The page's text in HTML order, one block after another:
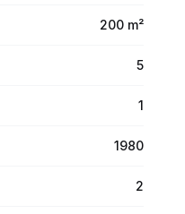
200 m²
5
1
1980
2